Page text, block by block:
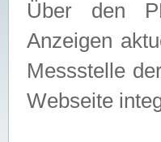
Über den
Anzeigen
Messstelle
Webseite